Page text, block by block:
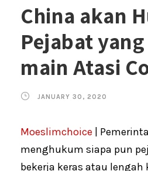
China akan
Pejabat
main Atasi
JANUARY 30, 2020
Moeslimchoice |
menghukum siapa pun
bekerja keras atau